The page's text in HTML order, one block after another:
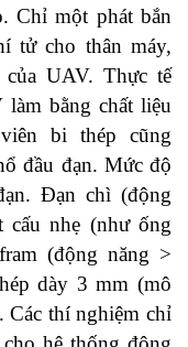
Chỉ một phát bắn
tử cho thân máy,
UAV. Thực tế
bằng chất liệu
bi thép cũng
đầu đạn. Mức độ
Đạn chì (động
nhẹ (như ống
(động năng >
dày 3 mm (mô
Các thí nghiệm chỉ